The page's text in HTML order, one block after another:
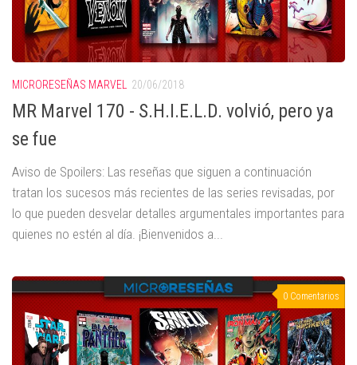
MICRORESEÑAS MARVEL 20/06/2018
MR Marvel 170 - S.H.I.E.L.D. volvió, pero ya
se fue
Aviso de Spoilers: Las reseñas que siguen a continuación
tratan los sucesos más recientes de las series revisadas, por
lo que pueden desvelar detalles argumentales importantes para
quienes no estén al día. ¡Bienvenidos a...
0 Comentarios